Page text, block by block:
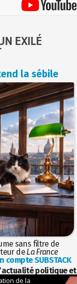
EXILÉ
la sébile
sans filtre de
de La France
compte SUBSTACK
actualité politique et
de vue de